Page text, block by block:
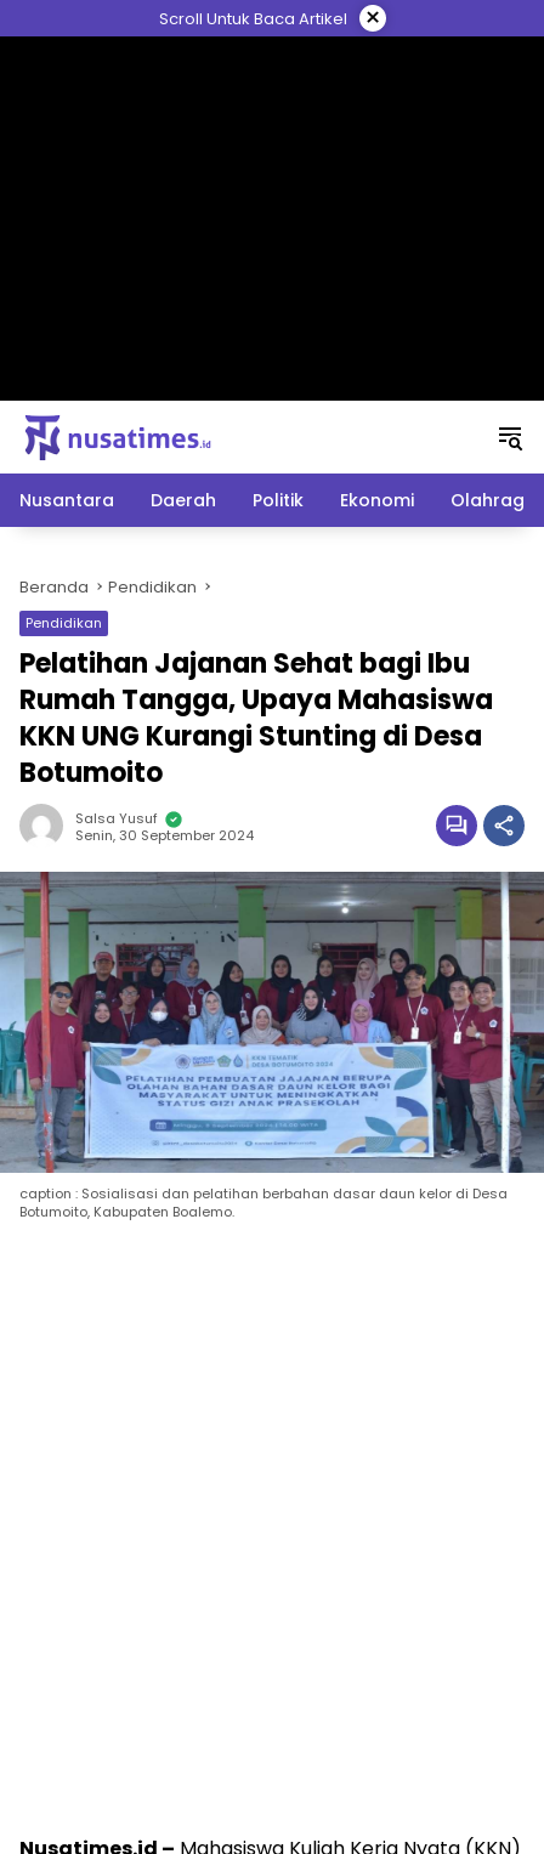
ke
Scroll Untuk Baca Artikel ×
Nusantara Daerah Politik Ekonomi Olahraga
Beranda Pendidikan
Pendidikan
Pelatihan Jajanan Sehat bagi Ibu
Rumah Tangga, Upaya Mahasiswa
KKN UNG Kurangi Stunting di Desa
Botumoito
Salsa Yusuf
Senin, 30 September 2024
caption : Sosialisasi dan pelatihan berbahan dasar daun kelor di Desa
Botumoito, Kabupaten Boalemo.
Nusatimes.id – Mahasiswa Kuliah Kerja Nyata (KKN)